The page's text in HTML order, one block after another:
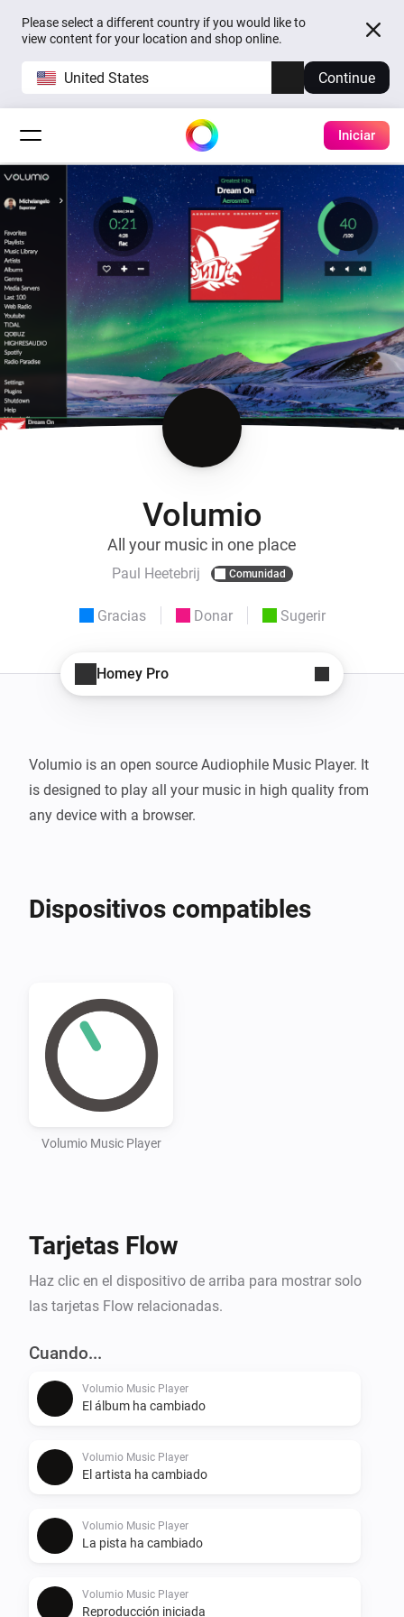
Please select a different country if you would like to
view content for your location and shop online.
United States Continue
Iniciar
Volumio
All your music in one place
Paul Heetebrij Comunidad
Gracias Donar Sugerir
Homey Pro
Volumio is an open source Audiophile Music Player. It
is designed to play all your music in high quality from
any device with a browser.
Dispositivos compatibles
Volumio Music Player
Tarjetas Flow
Haz clic en el dispositivo de arriba para mostrar solo
las tarjetas Flow relacionadas.
Cuando...
Volumio Music Player
El álbum ha cambiado
Volumio Music Player
El artista ha cambiado
Volumio Music Player
La pista ha cambiado
Volumio Music Player
Reproducción iniciada